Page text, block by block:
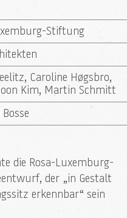
Stiftung
Caroline Høgsbro,
Kim, Martin Schmitt
die Rosa-Luxemburg-
der „in Gestalt
erkennbar“ sein